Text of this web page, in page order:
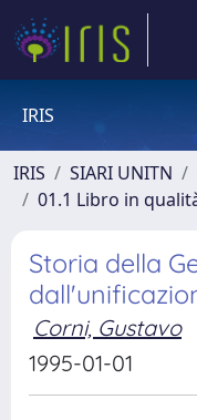
IRIS
IRIS SIARI UNITN
01.1 Libro in
Storia della
Corni, Gustavo
1995-01-01